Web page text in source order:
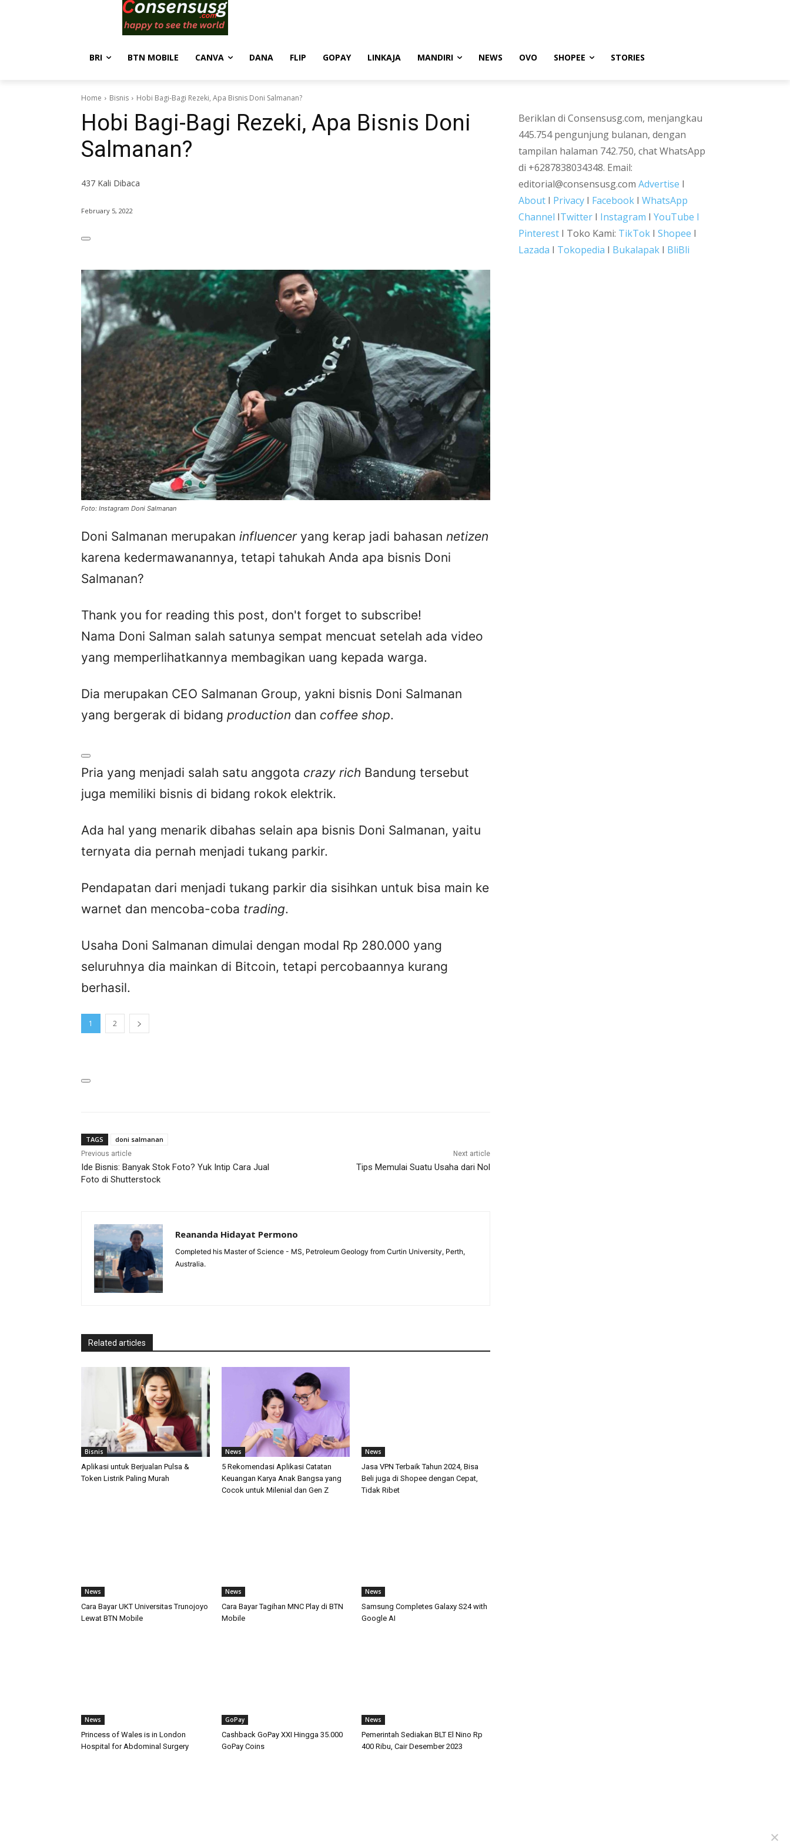
BRI BTN MOBILE CANVA DANA FLIP GOPAY LINKAJA MANDIRI NEWS OVO SHOPEE STORIES
Home Bisnis Hobi Bagi-Bagi Rezeki, Apa Bisnis Doni Salmanan?
Hobi Bagi-Bagi Rezeki, Apa Bisnis Doni
Salmanan?
437 Kali Dibaca
February 5, 2022
Foto: Instagram Doni Salmanan
Doni Salmanan merupakan influencer yang kerap jadi bahasan netizen
karena kedermawanannya, tetapi tahukah Anda apa bisnis Doni
Salmanan?
Thank you for reading this post, don't forget to subscribe!
Nama Doni Salman salah satunya sempat mencuat setelah ada video
yang memperlihatkannya membagikan uang kepada warga.
Dia merupakan CEO Salmanan Group, yakni bisnis Doni Salmanan
yang bergerak di bidang production dan coffee shop.
Pria yang menjadi salah satu anggota crazy rich Bandung tersebut
juga memiliki bisnis di bidang rokok elektrik.
Ada hal yang menarik dibahas selain apa bisnis Doni Salmanan, yaitu
ternyata dia pernah menjadi tukang parkir.
Pendapatan dari menjadi tukang parkir dia sisihkan untuk bisa main ke
warnet dan mencoba-coba trading.
Usaha Doni Salmanan dimulai dengan modal Rp 280.000 yang
seluruhnya dia mainkan di Bitcoin, tetapi percobaannya kurang
berhasil.
1 2
TAGS doni salmanan
Previous article
Ide Bisnis: Banyak Stok Foto? Yuk Intip Cara Jual
Foto di Shutterstock
Next article
Tips Memulai Suatu Usaha dari Nol
Reananda Hidayat Permono
Completed his Master of Science - MS, Petroleum Geology from Curtin University, Perth,
Australia.
Related articles
Bisnis
Aplikasi untuk Berjualan Pulsa &
Token Listrik Paling Murah
News
5 Rekomendasi Aplikasi Catatan
Keuangan Karya Anak Bangsa yang
Cocok untuk Milenial dan Gen Z
News
Jasa VPN Terbaik Tahun 2024, Bisa
Beli juga di Shopee dengan Cepat,
Tidak Ribet
News
Cara Bayar UKT Universitas Trunojoyo
Lewat BTN Mobile
News
Cara Bayar Tagihan MNC Play di BTN
Mobile
News
Samsung Completes Galaxy S24 with
Google AI
News
Princess of Wales is in London
Hospital for Abdominal Surgery
GoPay
Cashback GoPay XXI Hingga 35.000
GoPay Coins
News
Pemerintah Sediakan BLT El Nino Rp
400 Ribu, Cair Desember 2023
Beriklan di Consensusg.com, menjangkau
445.754 pengunjung bulanan, dengan
tampilan halaman 742.750, chat WhatsApp
di +6287838034348. Email:
editorial@consensusg.com Advertise I
About I Privacy I Facebook I WhatsApp
Channel ITwitter I Instagram I YouTube I
Pinterest I Toko Kami: TikTok I Shopee I
Lazada I Tokopedia I Bukalapak I BliBli